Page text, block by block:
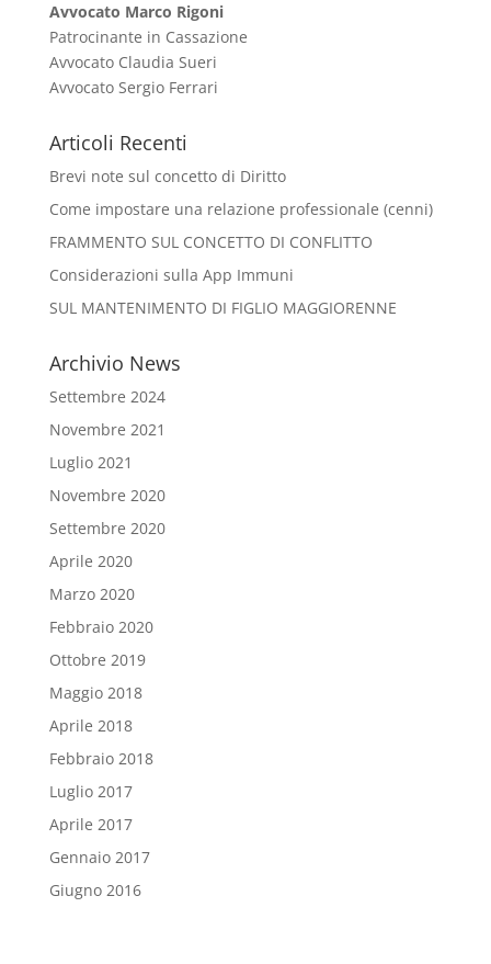
Avvocato Marco Rigoni
Patrocinante in Cassazione
Avvocato Claudia Sueri
Avvocato Sergio Ferrari
Articoli Recenti
Brevi note sul concetto di Diritto
Come impostare una relazione professionale (cenni)
FRAMMENTO SUL CONCETTO DI CONFLITTO
Considerazioni sulla App Immuni
SUL MANTENIMENTO DI FIGLIO MAGGIORENNE
Archivio News
Settembre 2024
Novembre 2021
Luglio 2021
Novembre 2020
Settembre 2020
Aprile 2020
Marzo 2020
Febbraio 2020
Ottobre 2019
Maggio 2018
Aprile 2018
Febbraio 2018
Luglio 2017
Aprile 2017
Gennaio 2017
Giugno 2016